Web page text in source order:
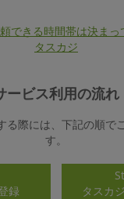
できる時間帯は決ま
タスカジ
ービス利用の流れ
る際には、下記の順で
す。
録
タスカ